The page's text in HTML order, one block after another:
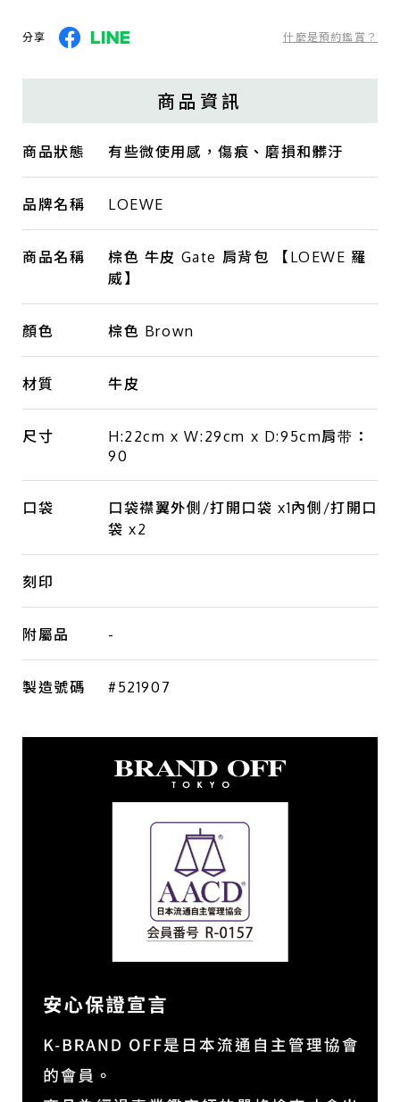
分享 什麼是預約鑑賞？
商品資訊
商品狀態 有些微使用感，傷痕、磨損和髒汙
品牌名稱 LOEWE
商品名稱
棕色 牛皮 Gate 肩背包 【LOEWE 羅
威】
顏色 棕色 Brown
材質 牛皮
尺寸
H:22cm x W:29cm x D:95cm肩带：
90
口袋
口袋襟翼外側/打開口袋 x1內側/打開口
袋 x2
刻印
附屬品 -
製造號碼 #521907